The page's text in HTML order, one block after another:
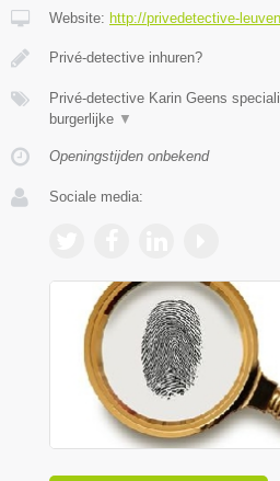
Website: http://privedetective-
Privé-detective inhuren?
Privé-detective Karin Geens
burgerlijke ▼
Openingstijden onbekend
Sociale media: